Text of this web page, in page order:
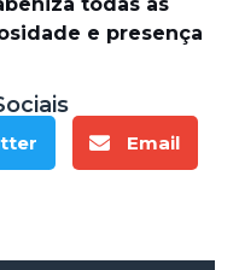
e presença
Email